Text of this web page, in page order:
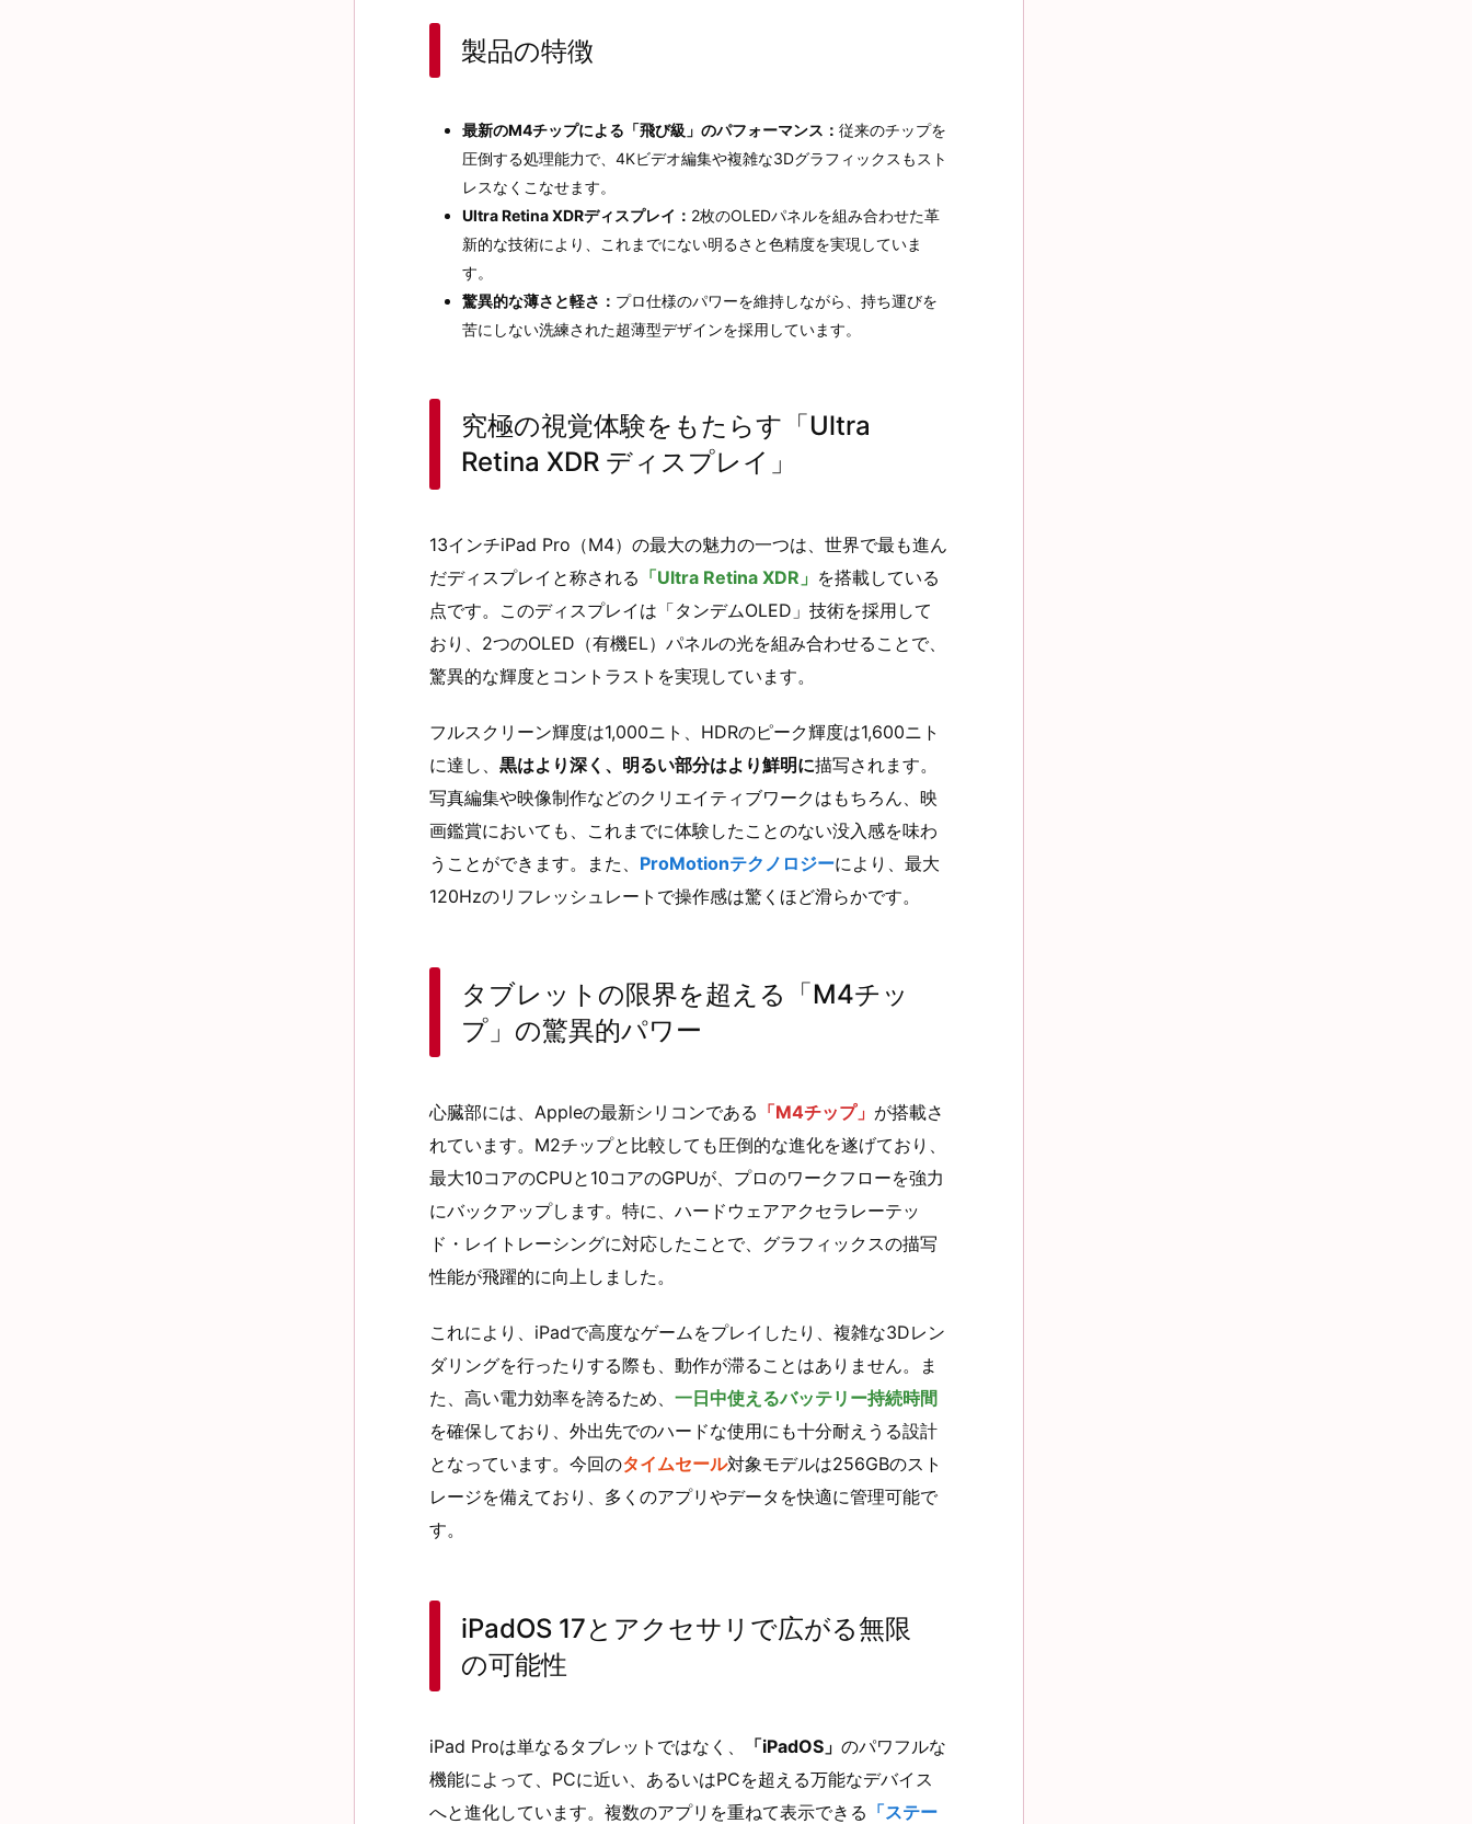
製品の特徴
最新のM4チップによる「飛び級」のパフォーマンス： 従来のチップを
圧倒する処理能力で、4Kビデオ編集や複雑な3Dグラフィックスもスト
レスなくこなせます。
Ultra Retina XDRディスプレイ： 2枚のOLEDパネルを組み合わせた革
新的な技術により、これまでにない明るさと色精度を実現していま
す。
驚異的な薄さと軽さ： プロ仕様のパワーを維持しながら、持ち運びを
苦にしない洗練された超薄型デザインを採用しています。
究極の視覚体験をもたらす「Ultra
Retina XDR ディスプレイ」
13インチiPad Pro（M4）の最大の魅力の一つは、世界で最も進ん
だディスプレイと称される 「Ultra Retina XDR」 を搭載している
点です。このディスプレイは「タンデムOLED」技術を採用して
おり、2つのOLED（有機EL）パネルの光を組み合わせることで、
驚異的な輝度とコントラストを実現しています。
フルスクリーン輝度は1,000ニト、HDRのピーク輝度は1,600ニト
に達し、 黒はより深く、明るい部分はより鮮明に描写されます。
写真編集や映像制作などのクリエイティブワークはもちろん、映
画鑑賞においても、これまでに体験したことのない没入感を味わ
うことができます。また、 ProMotionテクノロジーにより、最大
120Hzのリフレッシュレートで操作感は驚くほど滑らかです。
タブレットの限界を超える「M4チッ
プ」の驚異的パワー
心臓部には、Appleの最新シリコンである 「M4チップ」 が搭載さ
れています。M2チップと比較しても圧倒的な進化を遂げており、
最大10コアのCPUと10コアのGPUが、プロのワークフローを強力
にバックアップします。特に、ハードウェアアクセラレーテッ
ド・レイトレーシングに対応したことで、グラフィックスの描写
性能が飛躍的に向上しました。
これにより、iPadで高度なゲームをプレイしたり、複雑な3Dレン
ダリングを行ったりする際も、動作が滞ることはありません。ま
た、高い電力効率を誇るため、 一日中使えるバッテリー持続時間
を確保しており、外出先でのハードな使用にも十分耐えうる設計
となっています。今回のタイムセール対象モデルは256GBのスト
レージを備えており、多くのアプリやデータを快適に管理可能で
す。
iPadOS 17とアクセサリで広がる無限
の可能性
iPad Proは単なるタブレットではなく、 「iPadOS」 のパワフルな
機能によって、PCに近い、あるいはPCを超える万能なデバイス
へと進化しています。複数のアプリを重ねて表示できる 「ステー